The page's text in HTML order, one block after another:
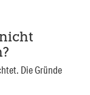
Die Gründe